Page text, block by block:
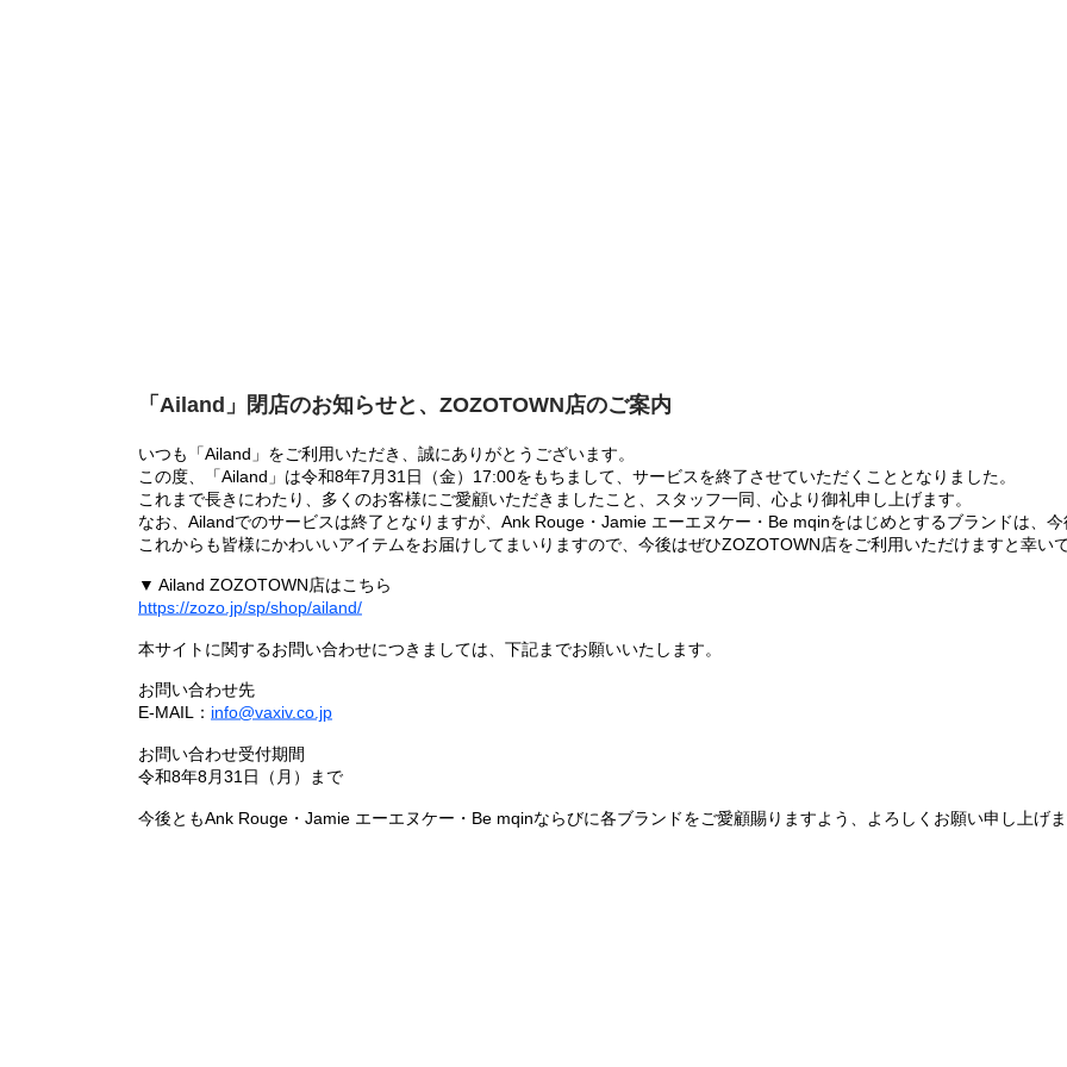
「Ailand」閉店のお知らせと、ZOZOTOWN店のご案内
いつも「Ailand」をご利用いただき、誠にありがとうございます。
この度、「Ailand」は令和8年7月31日（金）17:00をもちまして、サービスを終了させていただくこととなりました。
これまで長きにわたり、多くのお客様にご愛顧いただきましたこと、スタッフ一同、心より御礼申し上げます。
なお、Ailandでのサービスは終了となりますが、Ank Rouge・Jamie エーエヌケー・Be mqinをはじめとするブランドは、
これからも皆様にかわいいアイテムをお届けしてまいりますので、今後はぜひZOZOTOWN店をご利用いただけますと幸いで
▼ Ailand ZOZOTOWN店はこちら
https://zozo.jp/sp/shop/ailand/
本サイトに関するお問い合わせにつきましては、下記までお願いいたします。
お問い合わせ先
E-MAIL： info@vaxiv.co.jp
お問い合わせ受付期間
令和8年8月31日（月）まで
今後ともAnk Rouge・Jamie エーエヌケー・Be mqinならびに各ブランドをご愛顧賜りますよう、よろしくお願い申し上げま